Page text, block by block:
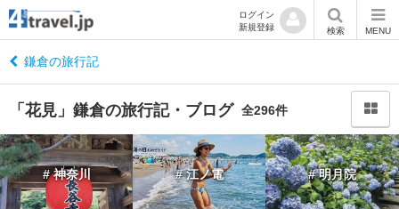
ログイン
新規登録
検索 MENU
鎌倉の旅行記
「花見」鎌倉の旅行記・ブログ 全296件
# 神奈川 # 江ノ電 # 明月院
神
奈
川